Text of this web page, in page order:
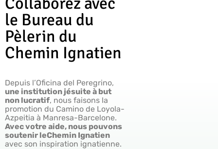
le Bureau du
Pèlerin du
Chemin Ignatien
Depuis l’Oficina del Peregrino,
une institution jésuite à but
non lucratif, nous faisons la
promotion du Camino de Loyola-
Azpeitia à Manresa-Barcelone.
Avec votre aide, nous pouvons
soutenir leChemin Ignatien
avec son inspiration ignatienne.